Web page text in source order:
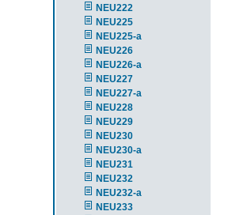
NEU222
NEU225
NEU225-a
NEU226
NEU226-a
NEU227
NEU227-a
NEU228
NEU229
NEU230
NEU230-a
NEU231
NEU232
NEU232-a
NEU233